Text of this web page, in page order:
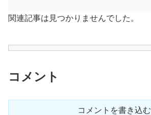
関連記事は見つかりませんでした。
コメント
コメントを書き込む